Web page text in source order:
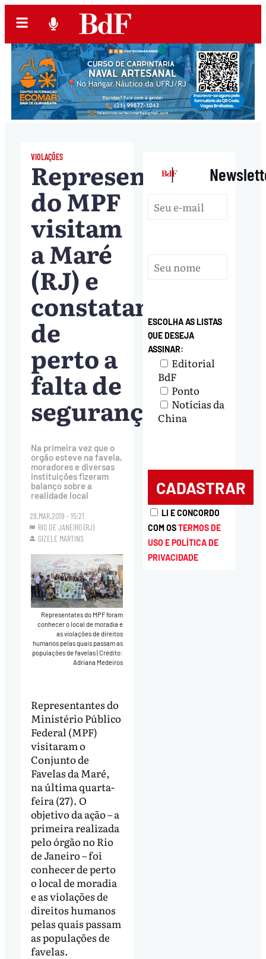
VIOLAÇÕES
Representantes
do MPF
visitam
a Maré
(RJ) e
constatam
de
perto a
falta de
segurança
Na primeira vez que o
órgão esteve na favela,
moradores e diversas
instituições fizeram
balanço sobre a
realidade local
29.MAR.2019 - 15:21
RIO DE JANEIRO (RJ)
GIZELE MARTINS
Representates do MPF foram
conhecer o local de moradia e
as violações de direitos
humanos pelas quais passam as
populações de favelas Crédito:
Adriana Medeiros
Representantes do
Ministério Público
Federal (MPF)
visitaram o
Conjunto de
Favelas da Maré,
na última quarta-
feira (27). O
objetivo da ação – a
primeira realizada
pelo órgão no Rio
de Janeiro – foi
conhecer de perto
o local de moradia
e as violações de
direitos humanos
pelas quais passam
as populações de
favelas.
|
ESCOLHA AS LISTAS
QUE DESEJA
ASSINAR:
Editorial
BdF
Ponto
Notícias da
China
LI E CONCORDO
COM OSTERMOS DE
USO E POLÍTICA DE
PRIVACIDADE